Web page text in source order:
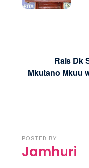
Rais Dk
Mkutano Mkuu
POSTED BY
Jamhuri